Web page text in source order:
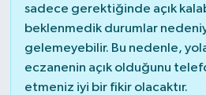
sadece gerektiğinde açık
beklenmedik durumlar
gelemeyebilir. Bu nedenle,
eczanenin açık olduğunu
etmeniz iyi bir fikir olacaktır.